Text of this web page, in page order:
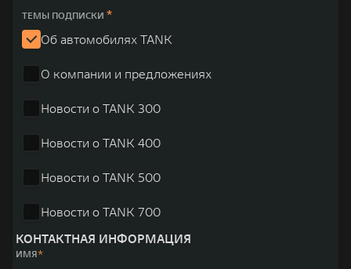
ТЕМЫ ПОДПИСКИ *
Об автомобилях TANK
О компании и предложениях
Новости о TANK 300
Новости о TANK 400
Новости о TANK 500
Новости о TANK 700
КОНТАКТНАЯ ИНФОРМАЦИЯ
ИМЯ